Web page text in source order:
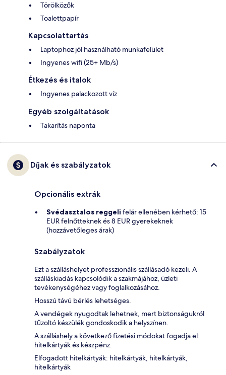
Törölközők
Toalettpapír
Kapcsolattartás
Laptophoz jól használható munkafelület
Ingyenes wifi (25+ Mb/s)
Étkezés és italok
Ingyenes palackozott víz
Egyéb szolgáltatások
Takarítás naponta
Díjak és szabályzatok
Opcionális extrák
Svédasztalos reggeli felár ellenében kérhető: 15
EUR felnőtteknek és 8 EUR gyerekeknek
(hozzávetőleges árak)
Szabályzatok
Ezt a szálláshelyet professzionális szállásadó kezeli. A
szálláskiadás kapcsolódik a szakmájához, üzleti
tevékenységéhez vagy foglalkozásához.
Hosszú távú bérlés lehetséges.
A vendégek nyugodtak lehetnek, mert biztonságukról
tűzoltó készülék gondoskodik a helyszínen.
A szálláshely a következő fizetési módokat fogadja el:
hitelkártyák és készpénz.
Elfogadott hitelkártyák: hitelkártyák, hitelkártyák,
hitelkártyák